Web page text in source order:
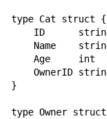
type Cat struct {
ID
Name
    Age     int
OwnerID
}
type Owner